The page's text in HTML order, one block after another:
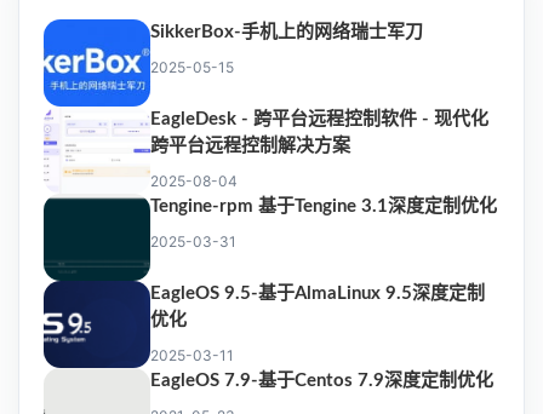
SikkerBox-手机上的网络瑞士军刀
2025-05-15
EagleDesk - 跨平台远程控制软件 - 现代化
跨平台远程控制解决方案
2025-08-04
Tengine-rpm 基于Tengine 3.1深度定制优化
2025-03-31
EagleOS 9.5-基于AlmaLinux 9.5深度定制
优化
2025-03-11
EagleOS 7.9-基于Centos 7.9深度定制优化